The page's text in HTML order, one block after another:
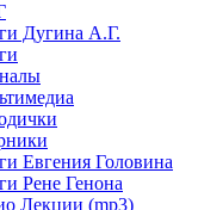
Дугина А.Г.
Евгения Головина
Рене Генона
Лекции (mp3)